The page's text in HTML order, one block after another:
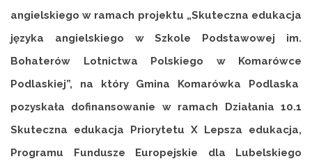
angielskiego w ramach projektu „Skuteczna edukacja
języka angielskiego w Szkole Podstawowej im.
Bohaterów Lotnictwa Polskiego w Komarówce
Podlaskiej”, na który Gmina Komarówka Podlaska
pozyskała dofinansowanie w ramach Działania 10.1
Skuteczna edukacja Priorytetu X Lepsza edukacja,
Programu Fundusze Europejskie dla Lubelskiego